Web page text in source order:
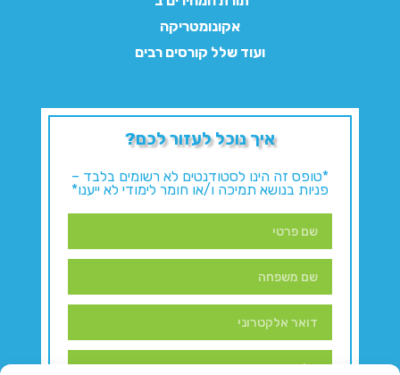
אקונומטריקה
ועוד שלל קורסים רבים
איך נוכל לעזור לכם?
*טופס זה הינו לסטודנטים לא רשומים בלבד –
פניות בנושא תמיכה ו/או חומר לימודי לא ייענו*